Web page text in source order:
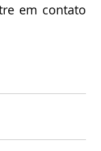
em contato